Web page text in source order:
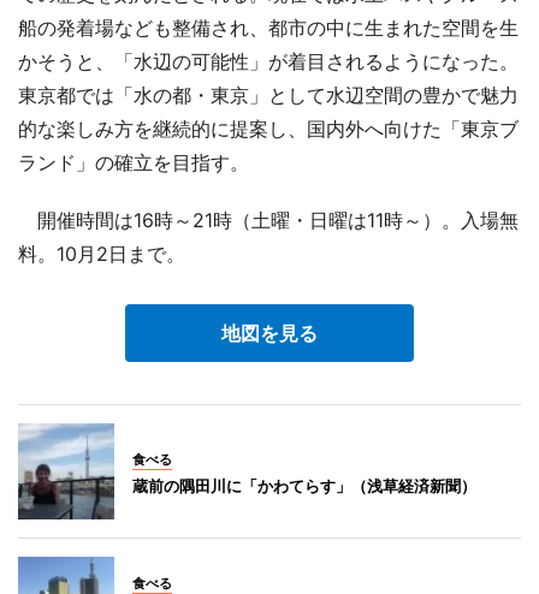
船の発着場なども整備され、都市の中に生まれた空間を生
かそうと、「水辺の可能性」が着目されるようになった。
東京都では「水の都・東京」として水辺空間の豊かで魅力
的な楽しみ方を継続的に提案し、国内外へ向けた「東京ブ
ランド」の確立を目指す。
開催時間は16時～21時（土曜・日曜は11時～）。入場無
料。10月2日まで。
地図を見る
食べる
蔵前の隅田川に「かわてらす」（浅草経済新聞）
食べる